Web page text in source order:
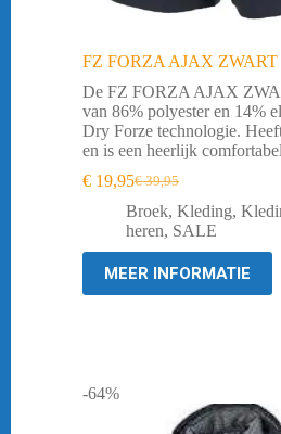
FZ FORZA AJAX ZWART
De FZ FORZA AJAX
van 86% polyester en 14%
Dry Forze technologie.
en is een heerlijk
€39,95
Oorspronkelijke
prijs
was:
€ 39,95.
€ 19,95Huidige
prijs
is:
€ 19,95.
Broek, Kleding,
heren, SALE
MEER INFORMATIE
-64%